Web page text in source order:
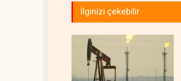
İlginizi çekebilir